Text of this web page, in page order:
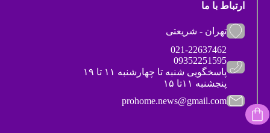
ارتباط با ما
تهران - شریعتی
021-22637462
09352251595
پاسخگویی شنبه تا چهارشنبه ۱۱ تا ۱۹
پنجشنبه ۱۱تا ۱۵
prohome.news@gmail.com